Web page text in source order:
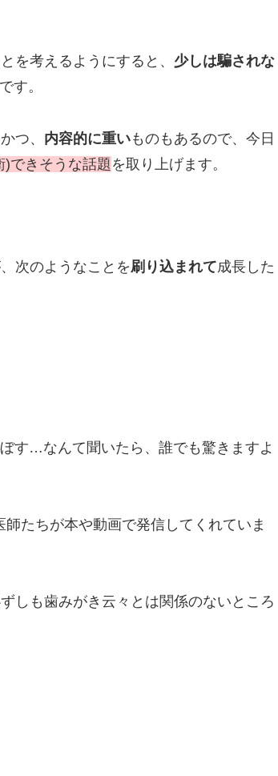
を考えるようにすると、 少しは騙されな
す。
つ、 内容的に重いものもあるので、今日
)できそうな話題 を取り上げます。
次のようなことを刷り込まれて成長した
す…なんて聞いたら、誰でも驚きますよ
たちが本や動画で発信してくれていま
しも歯みがき云々とは関係のないところ